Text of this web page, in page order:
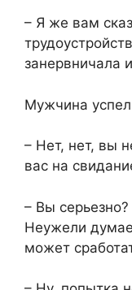
– Я же вам
занервничала
Мужчина
– Нет, нет, вы
вас на
– Вы
Неужели
может